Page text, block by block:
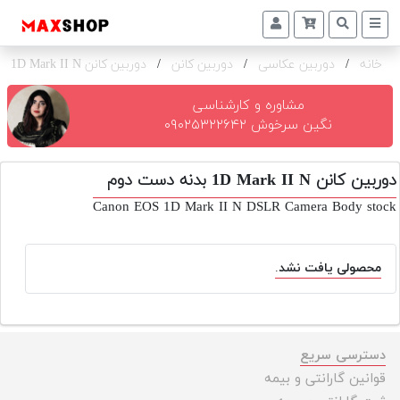
دوربین
و
تجهیزات
و
اکسسوری
خرید
اجاره
دوربین
خانه / دوربین عکاسی / دوربین کانن / دوربین کانن 1D Mark II N بدنه
مشاوره و کارشناسی
نگین سرخوش ۰۹۰۲۵۳۲۲۶۴۲
دوربین کانن 1D Mark II N بدنه دست دوم
Canon EOS 1D Mark II N DSLR Camera Body stock
محصولی یافت نشد.
دسترسی سریع
قوانین گارانتی و بیمه